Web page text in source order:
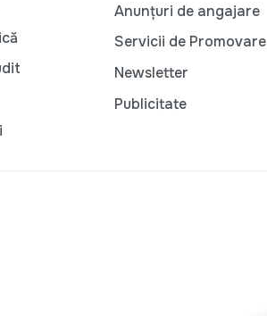
Anunțuri de angajare
Servicii de Promovare
Newsletter
Publicitate